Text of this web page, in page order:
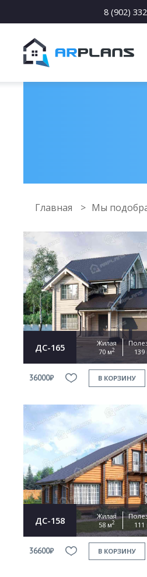
8 (902)
Главная Мы
ДС-165
Жилая
70 м2
139
36000₽ В КОРЗИНУ
ДС-158
Жилая
58 м2
111
36600₽ В КОРЗИНУ